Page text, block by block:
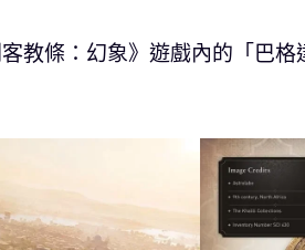
教條：幻象》遊戲內的「巴